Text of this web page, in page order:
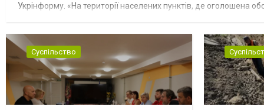
Укрінформу. «На території населених пунктів, де оголошена
Суспільство